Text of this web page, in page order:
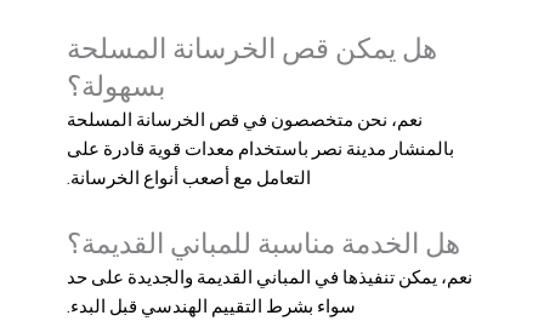
هل يمكن قص الخرسانة المسلحة
بسهولة؟
نعم، نحن متخصصون في قص الخرسانة المسلحة
بالمنشار مدينة نصر باستخدام معدات قوية قادرة على
التعامل مع أصعب أنواع الخرسانة.
هل الخدمة مناسبة للمباني القديمة؟
نعم، يمكن تنفيذها في المباني القديمة والجديدة على حد
سواء بشرط التقييم الهندسي قبل البدء.